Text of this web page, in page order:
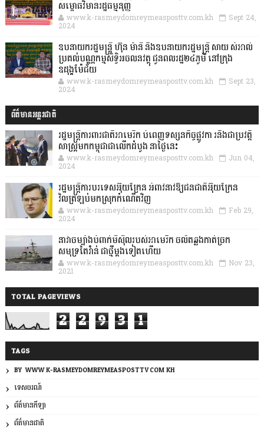
សម្ពោធវិមានរដ្ឋធម្មនុញ្ញ
www.k-rasmeydomreymeasposttv.com.kh Sept 24,
2024
ឧបនាយករដ្ឋមន្ដ្រី ហ៊ុន ម៉ានី និងឧបនាយករដ្ឋមន្ដ្រី សាយ សំអាល់
ប្រគល់បណ្ណកម្មសិទ្ធិអចលនវត្ថុ ជូនពលរដ្ឋ២៤ភូមិ នៅក្រុង
ឧដុង្គម៉ែជ័យ
www.k-rasmeydomreymeasposttv.com.kh Sept 23,
2024
ព័ត៌មានអន្តរជាតិ
រដ្ឋមន្រ្តីការពារជាតិអាមេរិក បំពេញទស្សនកិច្ចផ្លូវកា រនិងជាប្រវត្តិ
សាស្រ្តមកកម្ពុជាជាលើកដំបូង នាថ្ងៃនេះ
www.k-rasmeydomreymeasposttv.com.kh Jun 04,
2024
រដ្ឋមន្ត្រីការបរទេសអ៊ុយក្រែន អំពាវនាវឱ្យជនជាតិអ៊ុយក្រែន
វិលត្រឡប់មកស្រុកកំណើតវិញ
www.k-rasmeydomreymeasposttv.com.kh Feb 29,
2024
នាវាចម្បាំងបំពាក់មីស៊ីលរបស់អាមេរិក ចល័តឆ្លងកាត់ច្រក
សមុទ្រតៃវ៉ាន់ ជាថ្មីម្តងទៀតហើយ
www.k-rasmeydomreymeasposttv.com.kh Nov 23,
2021
TOTAL PAGEVIEWS
2 2 9 3 1
TAGS
BY: WWW.K-RASMEYDOMREYMEASPOSTTV.COM.KH
ទេសចរណ៍
ព័ត៌មានកីឡា
ព័ត៌មានជាតិ